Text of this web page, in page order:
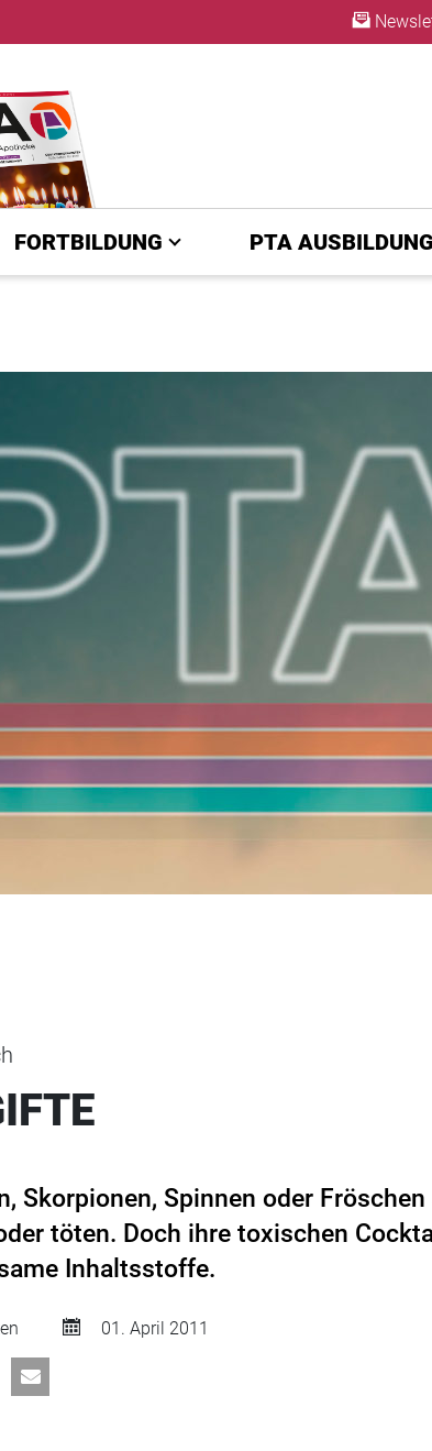
FORTBILDUNG PTA AUSBILDUNG
Skorpionen, Spinnen oder
töten. Doch ihre toxischen
Inhaltsstoffe.
01. April 2011